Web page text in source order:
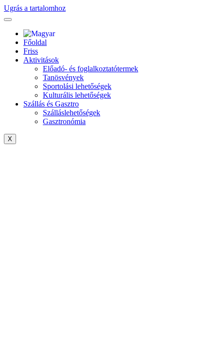
Ugrás a tartalomhoz
Főoldal
Friss
Aktivitások
Előadó- és foglalkoztatótermek
Tanösvények
Sportolási lehetőségek
Kulturális lehetőségek
Szállás és Gasztro
Szálláslehetőségek
Gasztronómia
X